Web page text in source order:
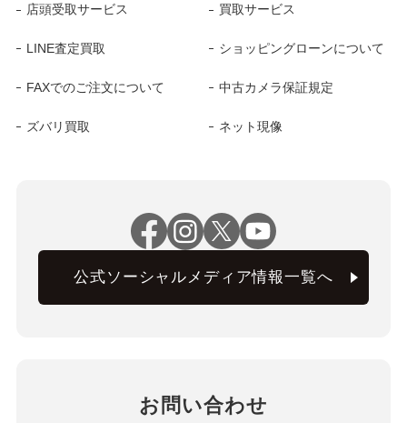
店頭受取サービス 買取サービス
LINE査定買取 ショッピングローンについて
FAXでのご注文について 中古カメラ保証規定
ズバリ買取 ネット現像
公式ソーシャルメディア情報一覧へ
お問い合わせ